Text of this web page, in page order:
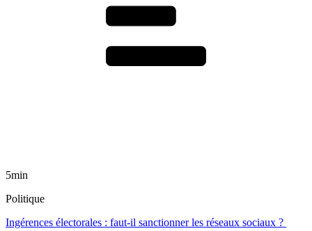
5min
Politique
Ingérences électorales : faut-il sanctionner les réseaux sociaux ?